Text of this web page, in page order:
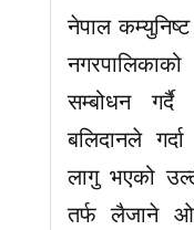
नेपाल
सम्बोधन गर्दै
बलिदानले
लागु भएको
तर्फ लैजाने